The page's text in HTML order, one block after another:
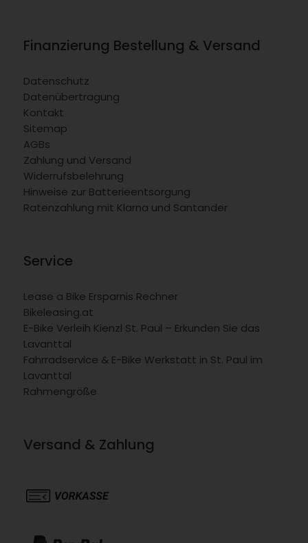
Finanzierung Bestellung & Versand
Datenschutz
Datenübertragung
Kontakt
Sitemap
AGBs
Zahlung und Versand
Widerrufsbelehrung
Hinweise zur Batterieentsorgung
Ratenzahlung mit Klarna und Santander
Service
Lease a Bike Ersparnis Rechner
Bikeleasing.at
E-Bike Verleih Kienzl St. Paul – Erkunden Sie das
Lavanttal
Fahrradservice & E-Bike Werkstatt in St. Paul im
Lavanttal
Rahmengröße
Versand & Zahlung